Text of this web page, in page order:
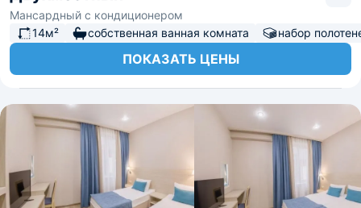
Мансардный с кондиционером
14м²
собственная ванная комната набор
ПОКАЗАТЬ ЦЕНЫ